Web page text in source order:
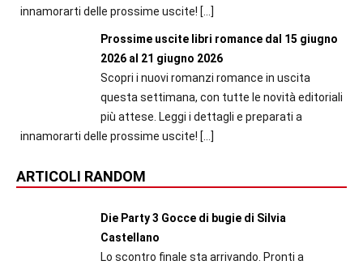
innamorarti delle prossime uscite! […]
Prossime uscite libri romance dal 15 giugno
2026 al 21 giugno 2026
Scopri i nuovi romanzi romance in uscita
questa settimana, con tutte le novità editoriali
più attese. Leggi i dettagli e preparati a
innamorarti delle prossime uscite! […]
ARTICOLI RANDOM
Die Party 3 Gocce di bugie di Silvia
Castellano
Lo scontro finale sta arrivando. Pronti a